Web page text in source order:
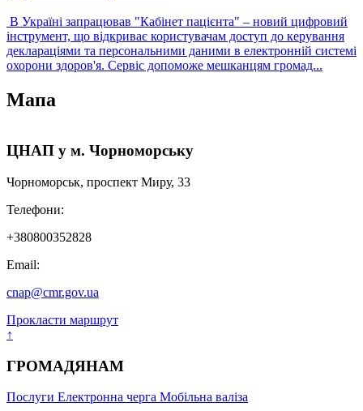
В Україні запрацював "Кабінет пацієнта" – новий цифровий
інструмент, що відкриває користувачам доступ до керування
деклараціями та персональними даними в електронній системі
охорони здоров'я. Сервіс допоможе мешканцям громад...
Мапа
+
ЦНАП у м. Чорноморську
Чорноморськ, проспект Миру, 33
Телефони:
+380800352828
Email:
cnap@cmr.gov.ua
Прокласти маршрут
↑
ГРОМАДЯНАМ
Послуги Електронна черга Мобільна валіза